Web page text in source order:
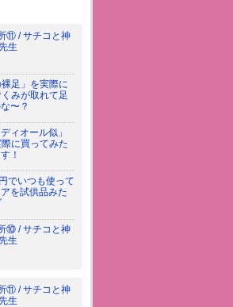
⑪ / サチコと神
生
足」を実際に
みが取れて足
〜？
ィオール似」
に買ってみた
！
でいつも使って
を試供品みた
⑩ / サチコと神
生
⑪ / サチコと神
生